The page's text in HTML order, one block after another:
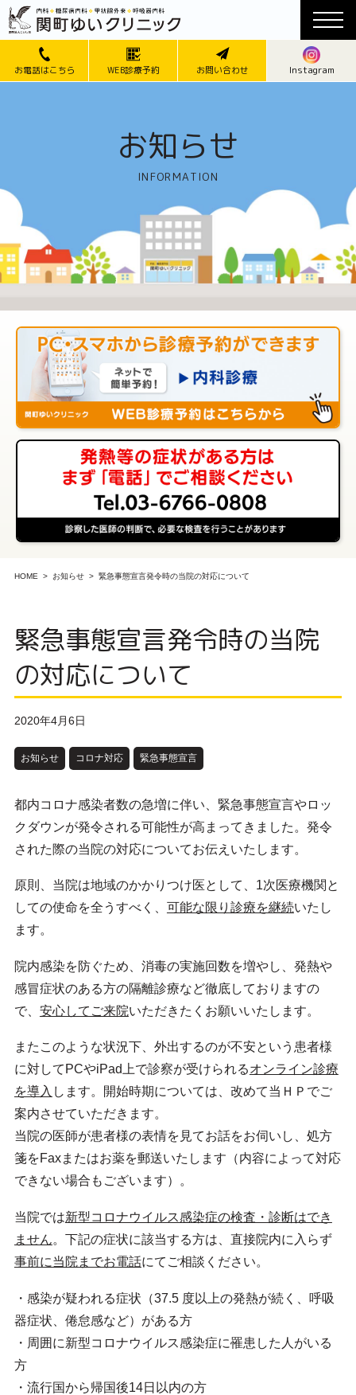
お電話はこちら WEB診療予約 お問い合わせ Instagram
お知らせ
INFORMATION
HOME お知らせ 緊急事態宣言発令時の当院の対応について
緊急事態宣言発令時の当院
の対応について
2020年4月6日
お知らせ コロナ対応 緊急事態宣言
都内コロナ感染者数の急増に伴い、緊急事態宣言やロッ
クダウンが発令される可能性が高まってきました。発令
された際の当院の対応についてお伝えいたします。
原則、当院は地域のかかりつけ医として、1次医療機関と
しての使命を全うすべく、 可能な限り診療を継続いたし
ます。
院内感染を防ぐため、消毒の実施回数を増やし、発熱や
感冒症状のある方の隔離診療など徹底しておりますの
で、 安心してご来院いただきたくお願いいたします。
またこのような状況下、外出するのが不安という患者様
に対してPCやiPad上で診察が受けられるオンライン診療
を導入 します。開始時期については、改めて当ＨＰでご
案内させていただきます。
当院の医師が患者様の表情を見てお話をお伺いし、処方
箋をFaxまたはお薬を郵送いたします（内容によって対応
できない場合もございます）。
当院では新型コロナウイルス感染症の検査・診断はでき
ません。下記の症状に該当する方は、直接院内に入らず
事前に当院までお電話にてご相談ください。
・感染が疑われる症状（37.5 度以上の発熱が続く、呼吸
器症状、倦怠感など）がある⽅
・周囲に新型コロナウイルス感染症に罹患した人がいる
方
・流行国から帰国後14日以内の方